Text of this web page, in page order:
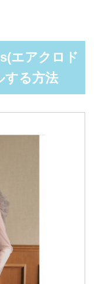
エアクロド
する方法